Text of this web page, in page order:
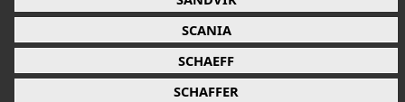
SCANIA
SCHAEFF
SCHAFFER